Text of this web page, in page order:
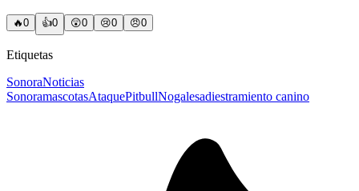
🔥0 👍0 😲0 😢0 😠0
Etiquetas
SonoraNoticias
SonoramascotasAtaquePitbullNogalesadiestramiento canino